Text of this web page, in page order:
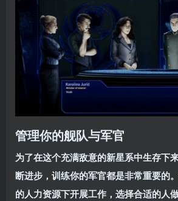
管理你的舰队与军官
为了在这个充满敌意的新星系中生存下
断进步，训练你的军官都是非常重要的
的人力资源下开展工作，选择合适的人